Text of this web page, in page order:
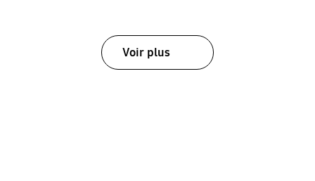
Voir plus